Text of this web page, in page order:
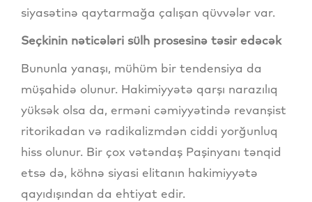
siyasətinə qaytarmağa çalışan qüvvələr var.
Seçkinin nəticələri sülh prosesinə təsir edəcək
Bununla yanaşı, mühüm bir tendensiya da
müşahidə olunur. Hakimiyyətə qarşı narazılıq
yüksək olsa da, erməni cəmiyyətində revanşist
ritorikadan və radikalizmdən ciddi yorğunluq
hiss olunur. Bir çox vətəndaş Paşinyanı tənqid
etsə də, köhnə siyasi elitanın hakimiyyətə
qayıdışından da ehtiyat edir.